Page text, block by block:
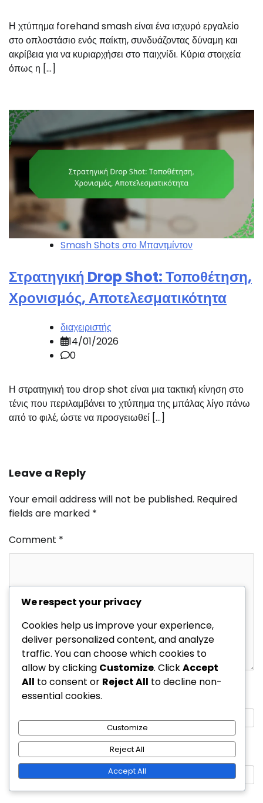
Η χτύπημα forehand smash είναι ένα ισχυρό εργαλείο
στο οπλοστάσιο ενός παίκτη, συνδυάζοντας δύναμη και
ακρίβεια για να κυριαρχήσει στο παιχνίδι. Κύρια στοιχεία
όπως η […]
Smash Shots στο Μπαντμίντον
Στρατηγική Drop Shot: Τοποθέτηση,
Χρονισμός, Αποτελεσματικότητα
διαχειριστής
14/01/2026
0
Η στρατηγική του drop shot είναι μια τακτική κίνηση στο
τένις που περιλαμβάνει το χτύπημα της μπάλας λίγο πάνω
από το φιλέ, ώστε να προσγειωθεί […]
Leave a Reply
Your email address will not be published. Required
fields are marked *
Comment *
Name*
Email
We respect your privacy
Cookies help us improve your experience,
deliver personalized content, and analyze
traffic. You can choose which cookies to
allow by clicking Customize. ClickAccept
All to consent or Reject All to decline non-
essential cookies.
Customize
Reject All
Accept All